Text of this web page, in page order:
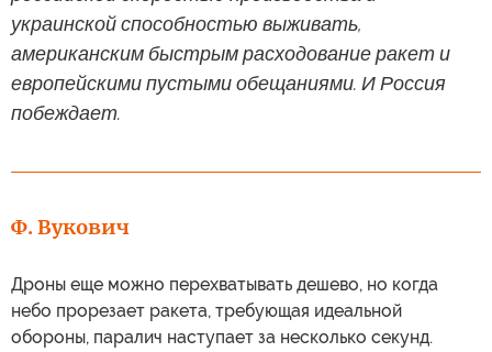
украинской способностью выживать,
американским быстрым расходование ракет и
европейскими пустыми обещаниями. И Россия
побеждает.
Ф. Вукович
Дроны еще можно перехватывать дешево, но когда
небо прорезает ракета, требующая идеальной
обороны, паралич наступает за несколько секунд.